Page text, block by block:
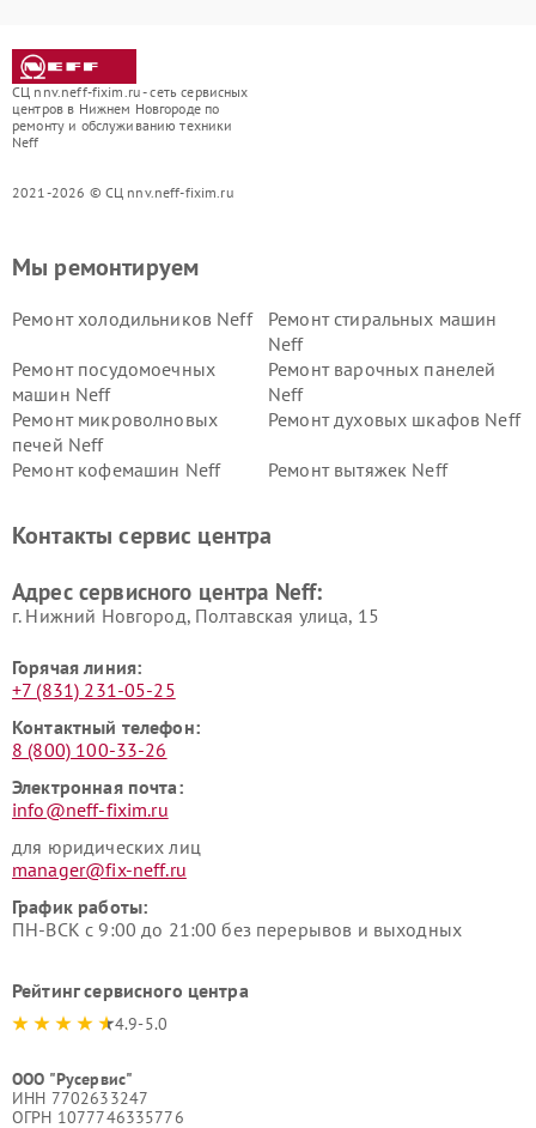
СЦ nnv.neff-fixim.ru - сеть сервисных
центров в Нижнем Новгороде по
ремонту и обслуживанию техники
Neff
2021-2026 © СЦ nnv.neff-fixim.ru
Мы ремонтируем
Ремонт холодильников Neff
Ремонт стиральных машин
Neff
Ремонт посудомоечных
машин Neff
Ремонт варочных панелей
Neff
Ремонт микроволновых
печей Neff
Ремонт духовых шкафов Neff
Ремонт кофемашин Neff Ремонт вытяжек Neff
Контакты сервис центра
Адрес сервисного центра Neff:
г. Нижний Новгород, Полтавская улица, 15
Горячая линия:
+7 (831) 231-05-25
Контактный телефон:
8 (800) 100-33-26
Электронная почта:
info@neff-fixim.ru
для юридических лиц
manager@fix-neff.ru
График работы:
ПН-ВСК с 9:00 до 21:00 без перерывов и выходных
Рейтинг сервисного центра
4.9-5.0
ООО "Русервис"
ИНН 7702633247
ОГРН 1077746335776